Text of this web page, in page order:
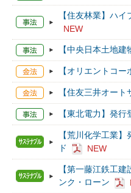
【住友林業】ハ
NEW
【中央日本土地
【オリエントコ
【住友三井オー
【東北電力】発
【荒川化学工業
ド
NEW
【第一藤江鉄工
ンク・ローン